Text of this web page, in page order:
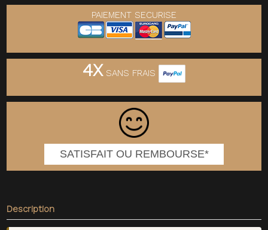
PAIEMENT SECURISE
4XSANS FRAIS
SATISFAIT OU REMBOURSE*
Description